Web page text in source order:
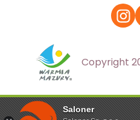
Saloner
Ta strona korzysta z plików
Copyright